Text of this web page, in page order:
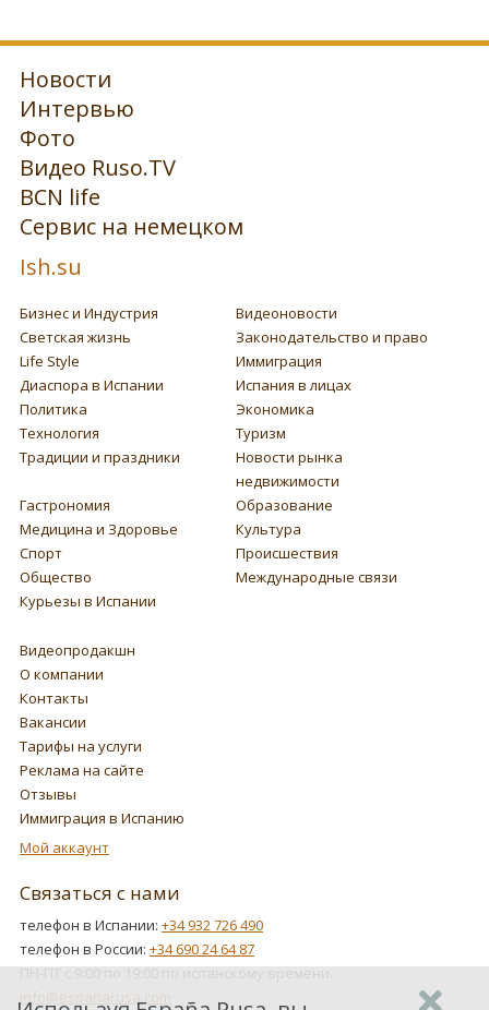
Новости
Интервью
Фото
Видео Ruso.TV
BCN life
Сервис на немецком
Ish.su
Бизнес и Индустрия
Видеоновости
Светская жизнь
Законодательство и право
Life Style
Иммиграция
Диаспора в Испании
Испания в лицах
Политика
Экономика
Технология
Туризм
Традиции и праздники
Новости рынка
недвижимости
Гастрономия
Образование
Медицина и Здоровье
Культура
Спорт
Происшествия
Общество
Международные связи
Курьезы в Испании
Видеопродакшн
О компании
Контакты
Вакансии
Тарифы на услуги
Реклама на сайте
Отзывы
Иммиграция в Испанию
Мой аккаунт
Связаться с нами
телефон в Испании: +34 932 726 490
телефон в России: +34 690 24 64 87
ПН-ПТ с 9:00 по 19:00 по испанскому времени.
info@espanarusa.com